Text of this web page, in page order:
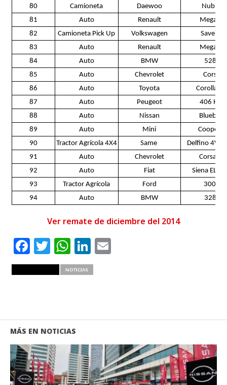
80
Camioneta Daewoo
Nubira
81
Auto Renault
Megane
82
Camioneta Pick Up Volkswagen
Saveiro
83
Auto Renault
Megane
84
Auto BMW
528 i
85
Auto Chevrolet
Corsa
86
Auto Toyota
Corolla
87
Auto Peugeot
406 HDI
88
Auto Nissan
Bluebird
89
Auto Mini
Cooper S
90
Tractor Agrícola 4X4 Same
Delfino 4WD
91
Auto Chevrolet
Corsa LS
92
Auto Fiat
Siena ELX
93
Tractor Agrícola Ford
3000
94
Auto BMW 328 i
Ver remate de diciembre del 2014
Facebook
Twitter
WhatsApp
LinkedIn
Email
NOTICIAS
MÁS EN NOTICIAS